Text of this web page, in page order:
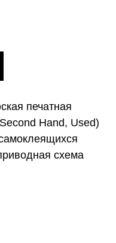
печатная
Hand, Used)
схема